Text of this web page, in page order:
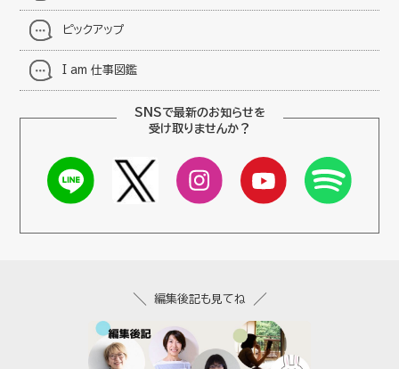
ピックアップ
I am 仕事図鑑
SNSで最新のお知らせを
受け取りませんか？
編集後記も見てね